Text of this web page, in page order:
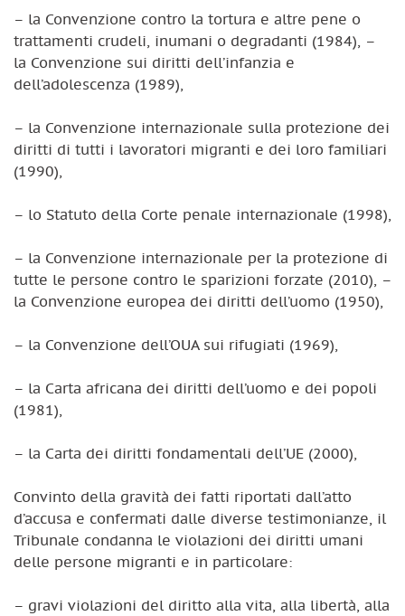
– la Convenzione contro la tortura e altre pene o
trattamenti crudeli, inumani o degradanti (1984), –
la Convenzione sui diritti dell’infanzia e
dell’adolescenza (1989),
– la Convenzione internazionale sulla protezione dei
diritti di tutti i lavoratori migranti e dei loro familiari
(1990),
– lo Statuto della Corte penale internazionale (1998),
– la Convenzione internazionale per la protezione di
tutte le persone contro le sparizioni forzate (2010), –
la Convenzione europea dei diritti dell’uomo (1950),
– la Convenzione dell’OUA sui rifugiati (1969),
– la Carta africana dei diritti dell’uomo e dei popoli
(1981),
– la Carta dei diritti fondamentali dell’UE (2000),
Convinto della gravità dei fatti riportati dall’atto
d’accusa e confermati dalle diverse testimonianze, il
Tribunale condanna le violazioni dei diritti umani
delle persone migranti e in particolare:
– gravi violazioni del diritto alla vita, alla libertà, alla